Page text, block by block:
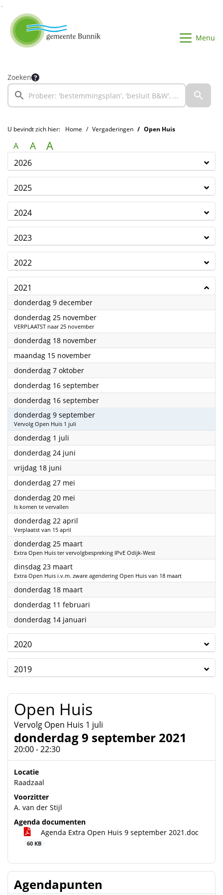
Menu
Zoeken
U bevindt zich hier: Home Vergaderingen Open Huis
A A A
2026
2025
2024
2023
2022
2021
donderdag 9 december2021
donderdag 25 november2021
VERPLAATST naar 25 november
donderdag 18 november2021
maandag 15 november2021
donderdag 7 oktober2021
donderdag 16 september2021
donderdag 16 september2021
donderdag 9 september2021
Vervolg Open Huis 1 juli
donderdag 1 juli
donderdag 24 juni
vrijdag 18 juni
donderdag 27 mei
donderdag 20 mei
Is komen te vervallen
donderdag 22 april
Verplaatst van 15 april
donderdag 25 maart2021
Extra Open Huis ter vervolgbespreking IPvE Odijk-West
dinsdag 23 maart2021
Extra Open Huis i.v.m. zware agendering Open Huis van 18 maart
donderdag 18 maart2021
donderdag 11 februari
donderdag 14 januari
2020
2019
Open Huis
Vervolg Open Huis 1 juli
donderdag 9 september 2021
20:00 - 22:30
Locatie
Raadzaal
Voorzitter
A. van der Stijl
Agenda documenten
Agenda Extra Open Huis 9 september 2021.doc
60 KB
Agendapunten